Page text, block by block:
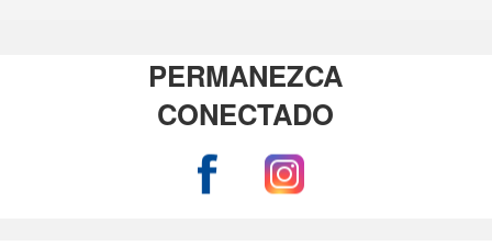
PERMANEZCA
CONECTADO